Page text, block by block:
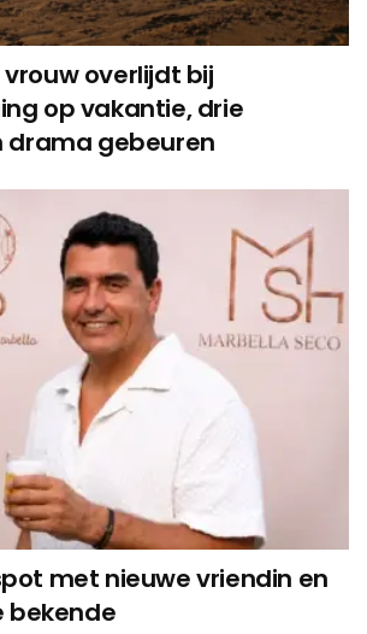
overlijdt bij
op vakantie, drie
drama gebeuren
met nieuwe vriendin en
bekende